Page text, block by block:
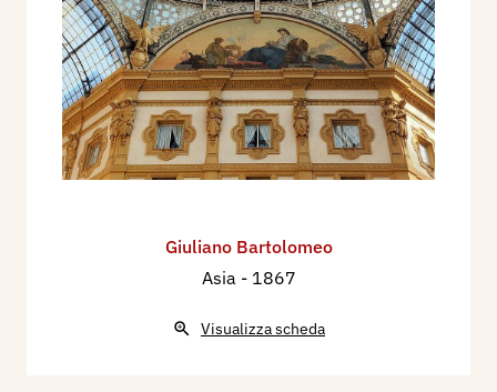
Giuliano Bartolomeo
Asia - 1867
Visualizza scheda